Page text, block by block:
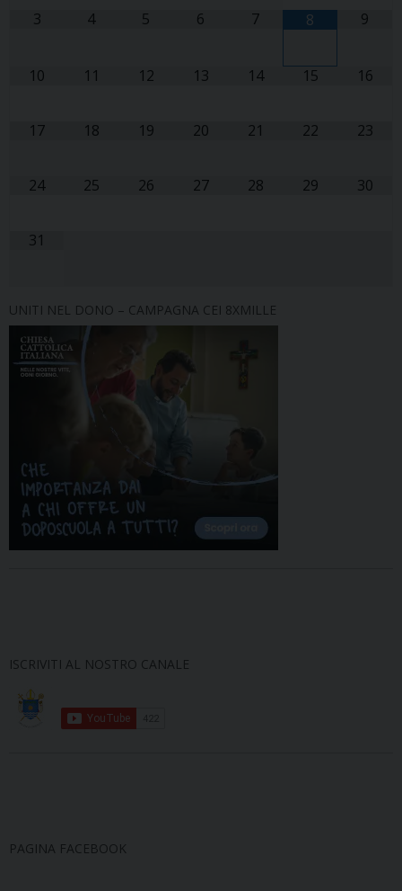
3 4 5 6 7 8 9
10 11 12 13 14 15 16
17 18 19 20 21 22 23
24 25 26 27 28 29 30
31
UNITI NEL DONO – CAMPAGNA CEI 8XMILLE
ISCRIVITI AL NOSTRO CANALE
PAGINA FACEBOOK